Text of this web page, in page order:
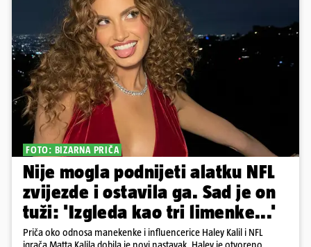
FOTO: BIZARNA PRIČA
Nije mogla podnijeti alatku NFL
zvijezde i ostavila ga. Sad je on
tuži: 'Izgleda kao tri limenke...'
Priča oko odnosa manekenke i influencerice Haley Kalil i NFL